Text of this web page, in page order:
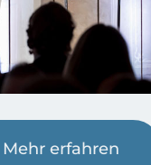
Mehr erfahren